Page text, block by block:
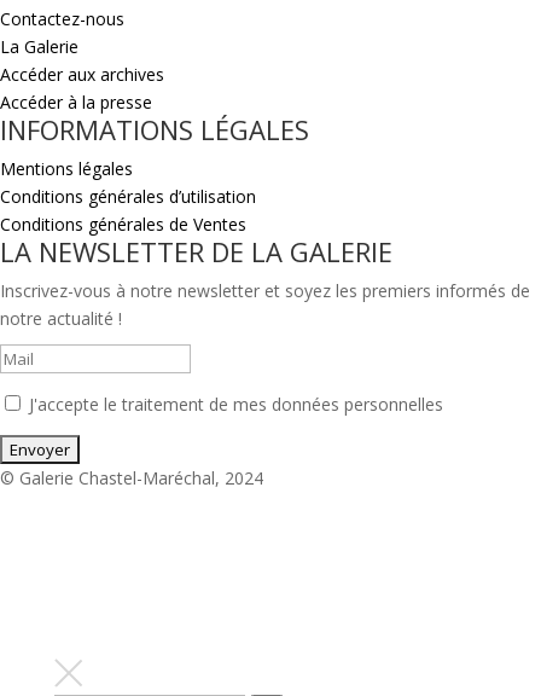
Contactez-nous
La Galerie
Accéder aux archives
Accéder à la presse
INFORMATIONS LÉGALES
Mentions légales
Conditions générales d’utilisation
Conditions générales de Ventes
LA NEWSLETTER DE LA GALERIE
Inscrivez-vous à notre newsletter et soyez les premiers informés de
notre actualité !
J'accepte le traitement de mes données personnelles
© Galerie Chastel-Maréchal, 2024